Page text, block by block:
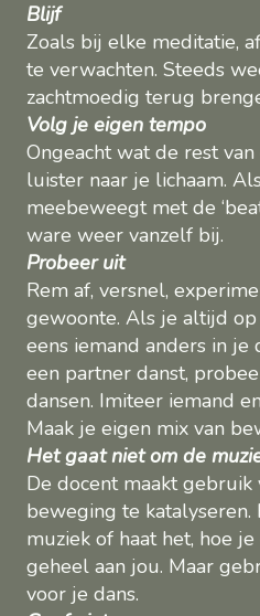
Blijf
Zoals bij elke meditatie,
te verwachten. Steeds
zachtmoedig terug
Volg je eigen tempo
Ongeacht wat de rest
luister naar je lichaam.
meebeweegt met de
ware weer vanzelf bij.
Probeer uit
Rem af, versnel,
gewoonte. Als je altijd
eens iemand anders in
een partner danst,
dansen. Imiteer iemand
Maak je eigen mix van
Het gaat niet om de
De docent maakt gebruik
beweging te katalyseren.
muziek of haat het, hoe
geheel aan jou. Maar
voor je dans.